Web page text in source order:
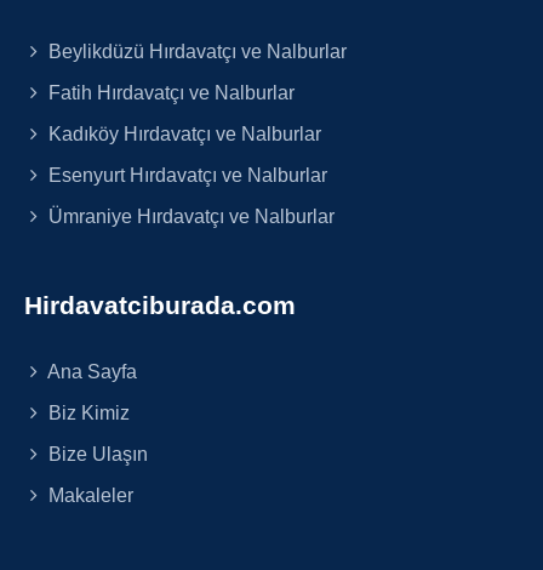
Beylikdüzü Hırdavatçı ve Nalburlar
Fatih Hırdavatçı ve Nalburlar
Kadıköy Hırdavatçı ve Nalburlar
Esenyurt Hırdavatçı ve Nalburlar
Ümraniye Hırdavatçı ve Nalburlar
Hirdavatciburada.com
Ana Sayfa
Biz Kimiz
Bize Ulaşın
Makaleler